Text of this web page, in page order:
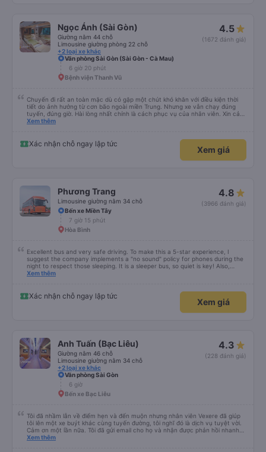
Ngọc Ánh (Sài Gòn)
Giường nằm 44 chỗ
Limousine giường phòng 22 chỗ
+2 loại xe khác
4.5
(1672 đánh giá)
Văn phòng Sài Gòn (Sài Gòn - Cà Mau)
6 giờ 20 phút
Bệnh viện Thanh Vũ
Chuyến đi rất an toàn mặc dù có gặp một chút khó khăn với điều kiện thời
tiết do ảnh hưởng từ cơn bão ngoài miền Trung. Nhưng xe vẫn chạy đúng
tuyến, đúng giờ. Hài lòng nhất chính là cách phục vụ của nhân viên. Xin cảm
ơn, tôi và gia đình sẽ tiếp tục ủng hộ nhà xe mình trong những chuyến đi sắp
Xem thêm
Xác nhận chỗ ngay lập tức
Xem giá
Phương Trang
Limousine giường nằm 34 chỗ
4.8
(3966 đánh giá)
Bến xe Miền Tây
7 giờ 15 phút
Hòa Bình
Excellent bus and very safe driving. To make this a 5-star experience, I
suggest the company implements a "no sound" policy for phones during the
night to respect those sleeping. It is a sleeper bus, so quiet is key! Also,
please display the Wi-Fi password clearly inside the cabin for convenience. I
quy định rõ ràng về việc giữ im lặng (tắt âm thanh điện thoại) vào ban đêm
để tránh làm phiền hành khách khác ngủ. Ngoài ra, nhà xe nên dán sẵn mật
khẩu Wi-Fi trong xe để hành khách dễ dàng sử dụng. Tôi vẫn sẽ tiếp tục ủng
Xem thêm
Xác nhận chỗ ngay lập tức
Xem giá
Anh Tuấn (Bạc Liêu)
Giường nằm 46 chỗ
Limousine giường nằm 34 chỗ
+2 loại xe khác
4.3
(228 đánh giá)
Văn phòng Sài Gòn
6 giờ
Bến xe Bạc Liêu
Tôi đã nhầm lẫn về điểm hẹn và đến muộn nhưng nhân viên Vexere đã giúp
tôi lên một xe buýt khác cùng tuyến đường, tôi nghĩ đó là dịch vụ tuyệt vời.
Cảm ơn một lần nữa. Tôi đã gửi email cho họ và nhận được phản hồi nhanh
chóng trong những thời điểm đó.
Xem thêm